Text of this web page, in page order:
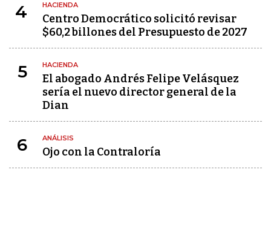
4 HACIENDA
Centro Democrático solicitó revisar
$60,2 billones del Presupuesto de 2027
5 HACIENDA
El abogado Andrés Felipe Velásquez
sería el nuevo director general de la
Dian
6 ANÁLISIS
Ojo con la Contraloría